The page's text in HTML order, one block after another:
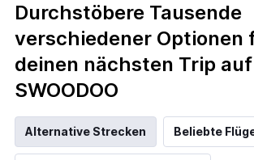
Durchstöbere Tausende
verschiedener Optionen
deinen nächsten Trip auf
SWOODOO
Alternative Strecken Beliebte